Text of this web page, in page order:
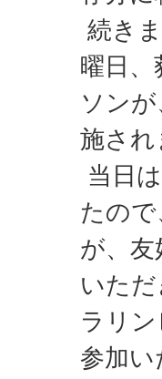
続き
曜日
ソン
施され
当日
たの
が、
いた
ラリ
参加